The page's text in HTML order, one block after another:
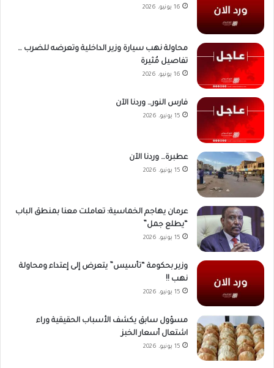
16 يونيو، 2026
محاولة نهب سيارة وزير الداخلية وتعرضه للضرب …
تفاصيل مُثيرة
16 يونيو، 2026
فارس النور… وردنا الآن
15 يونيو، 2026
عطبرة… وردنا الآن
15 يونيو، 2026
عرمان يهاجم الخماسية: تعاملت معنا بمنطق الباب
“يطلع جمل”
15 يونيو، 2026
وزير بحكومة “تأسيس” يتعرض إلى إعتداء ومحاولة
نهب !!
15 يونيو، 2026
مسؤول سابق يكشف الأسباب الحقيقية وراء
اشتعال أسعار الخبز
15 يونيو، 2026